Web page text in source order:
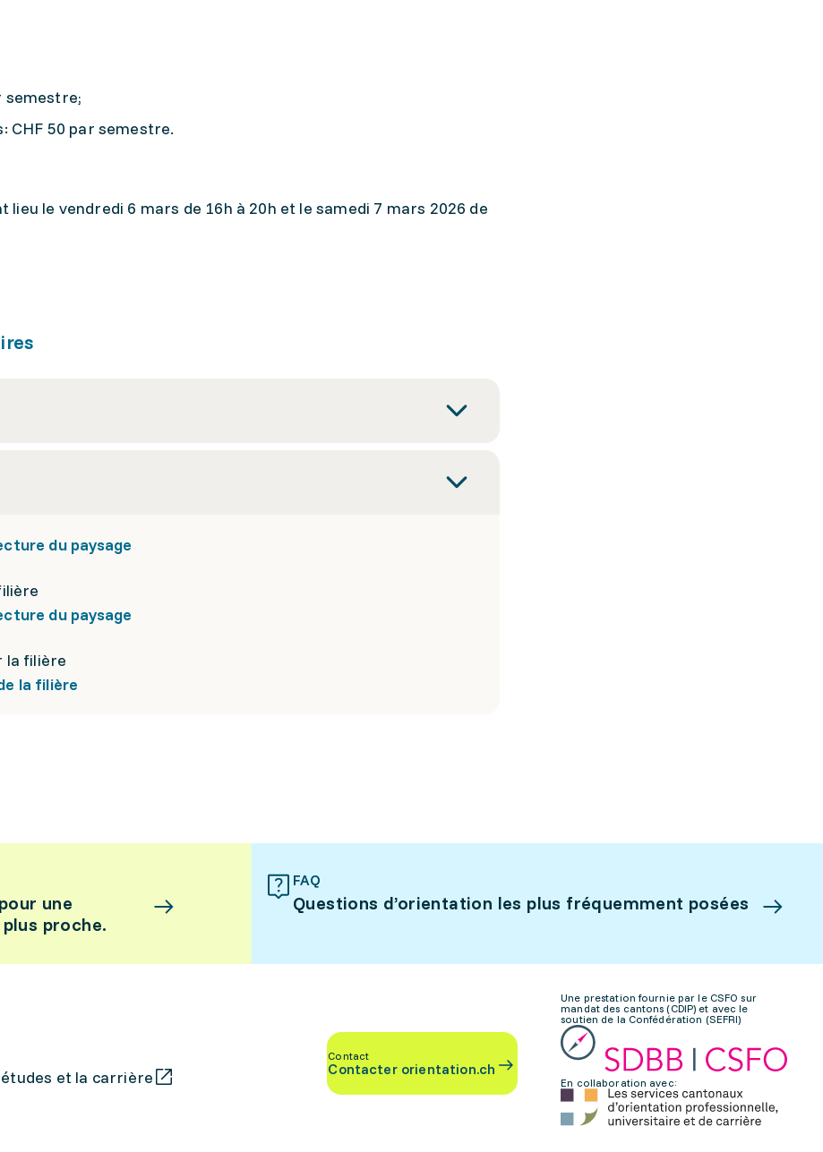
semestre;
CHF 50 par semestre.
lieu le vendredi 6 mars de 16h à 20h et le samedi 7 mars 2026 de
du paysage
du paysage
la filière
la filière
une
proche.
FAQ
Questions d’orientation les plus fréquemment posées
et la carrière
Contact
Contacter orientation.ch
Une prestation fournie par le CSFO sur
mandat des cantons (CDIP) et avec le
soutien de la Confédération (SEFRI)
En collaboration avec: